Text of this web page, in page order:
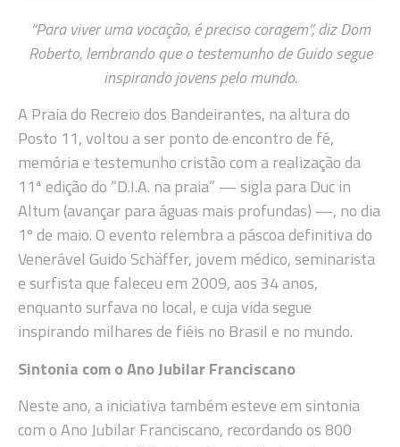
“Para viver uma vocação, é preciso coragem”, diz Dom
Roberto, lembrando que o testemunho de Guido segue
inspirando jovens pelo mundo.
A Praia do Recreio dos Bandeirantes, na altura do
Posto 11, voltou a ser ponto de encontro de fé,
memória e testemunho cristão com a realização da
11ª edição do “D.I.A. na praia” — sigla para Duc in
Altum (avançar para águas mais profundas) —, no dia
1º de maio. O evento relembra a páscoa definitiva do
Venerável Guido Schäffer, jovem médico, seminarista
e surfista que faleceu em 2009, aos 34 anos,
enquanto surfava no local, e cuja vida segue
inspirando milhares de fiéis no Brasil e no mundo.
Sintonia com o Ano Jubilar Franciscano
Neste ano, a iniciativa também esteve em sintonia
com o Ano Jubilar Franciscano, recordando os 800